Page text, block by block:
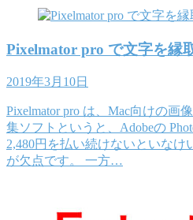
Pixelmator pro で文字を縁
2019年3月10日
Pixelmator pro は、Mac向けの画
集ソフトというと、Adobeの
2,480円を払い続けないといな
が欠点です。 一方…